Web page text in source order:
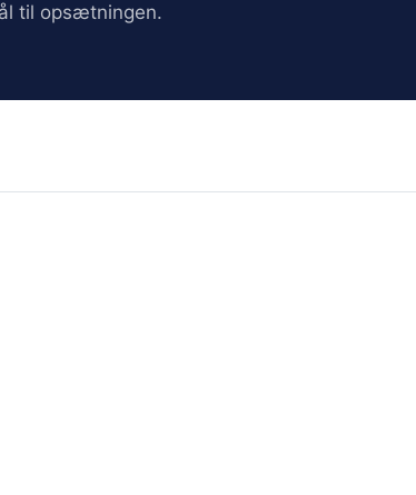
til opsætningen.